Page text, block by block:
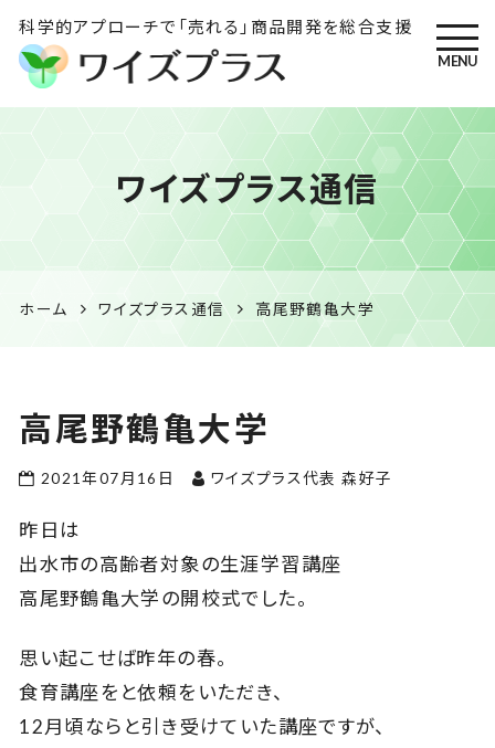
科学的アプローチで「売れる」商品開発を総合支援
ワイズプラス｜鹿児島の特産
品開発・HACCP衛生管理・食
品表示の専門コンサル
MENU
ワイズプラス通信
ホーム ワイズプラス通信 高尾野鶴亀大学
高尾野鶴亀大学
2021年07月16日 ワイズプラス代表 森好子
昨日は
出水市の高齢者対象の生涯学習講座
高尾野鶴亀大学の開校式でした。
思い起こせば昨年の春。
食育講座をと依頼をいただき、
12月頃ならと引き受けていた講座ですが、